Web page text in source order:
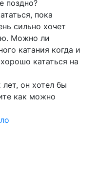
поздно?
пока
сильно хочет
Можно ли
катания когда и
кататься на
он хотел бы
как можно